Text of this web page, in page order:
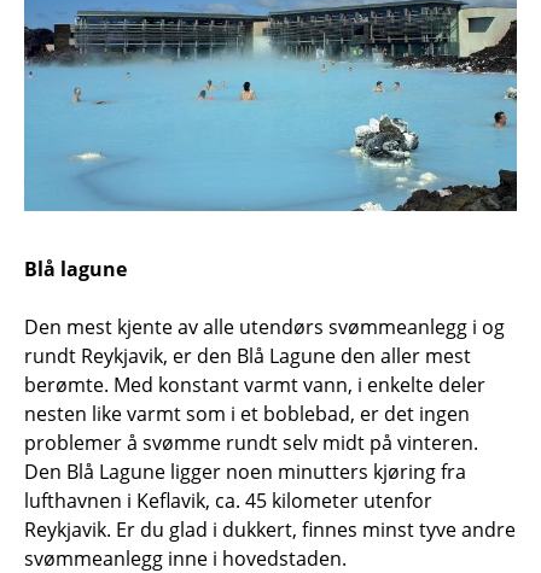
Blå lagune
Den mest kjente av alle utendørs svømmeanlegg i og
rundt Reykjavik, er den Blå Lagune den aller mest
berømte. Med konstant varmt vann, i enkelte deler
nesten like varmt som i et boblebad, er det ingen
problemer å svømme rundt selv midt på vinteren.
Den Blå Lagune ligger noen minutters kjøring fra
lufthavnen i Keflavik, ca. 45 kilometer utenfor
Reykjavik. Er du glad i dukkert, finnes minst tyve andre
svømmeanlegg inne i hovedstaden.